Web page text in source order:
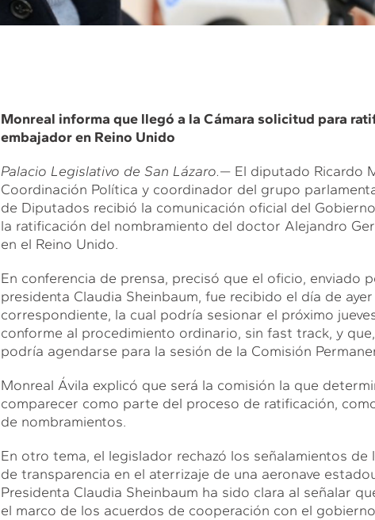
Monreal informa que llegó a la Cámara solicitud para
embajador en Reino Unido
Palacio Legislativo de San Lázaro.— El diputado Ricardo
Coordinación Política y coordinador del grupo
de Diputados recibió la comunicación oficial del
la ratificación del nombramiento del doctor Alejandro
en el Reino Unido.
En conferencia de prensa, precisó que el oficio, enviado
presidenta Claudia Sheinbaum, fue recibido el día de
correspondiente, la cual podría sesionar el próximo
conforme al procedimiento ordinario, sin fast track, y
podría agendarse para la sesión de la Comisión
Monreal Ávila explicó que será la comisión la que
comparecer como parte del proceso de ratificación,
de nombramientos.
En otro tema, el legislador rechazó los señalamientos
de transparencia en el aterrizaje de una aeronave
Presidenta Claudia Sheinbaum ha sido clara al señalar
el marco de los acuerdos de cooperación con el